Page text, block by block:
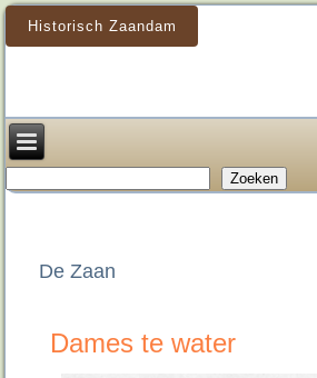
Historisch Zaandam
Zoeken
De Zaan
Dames te water